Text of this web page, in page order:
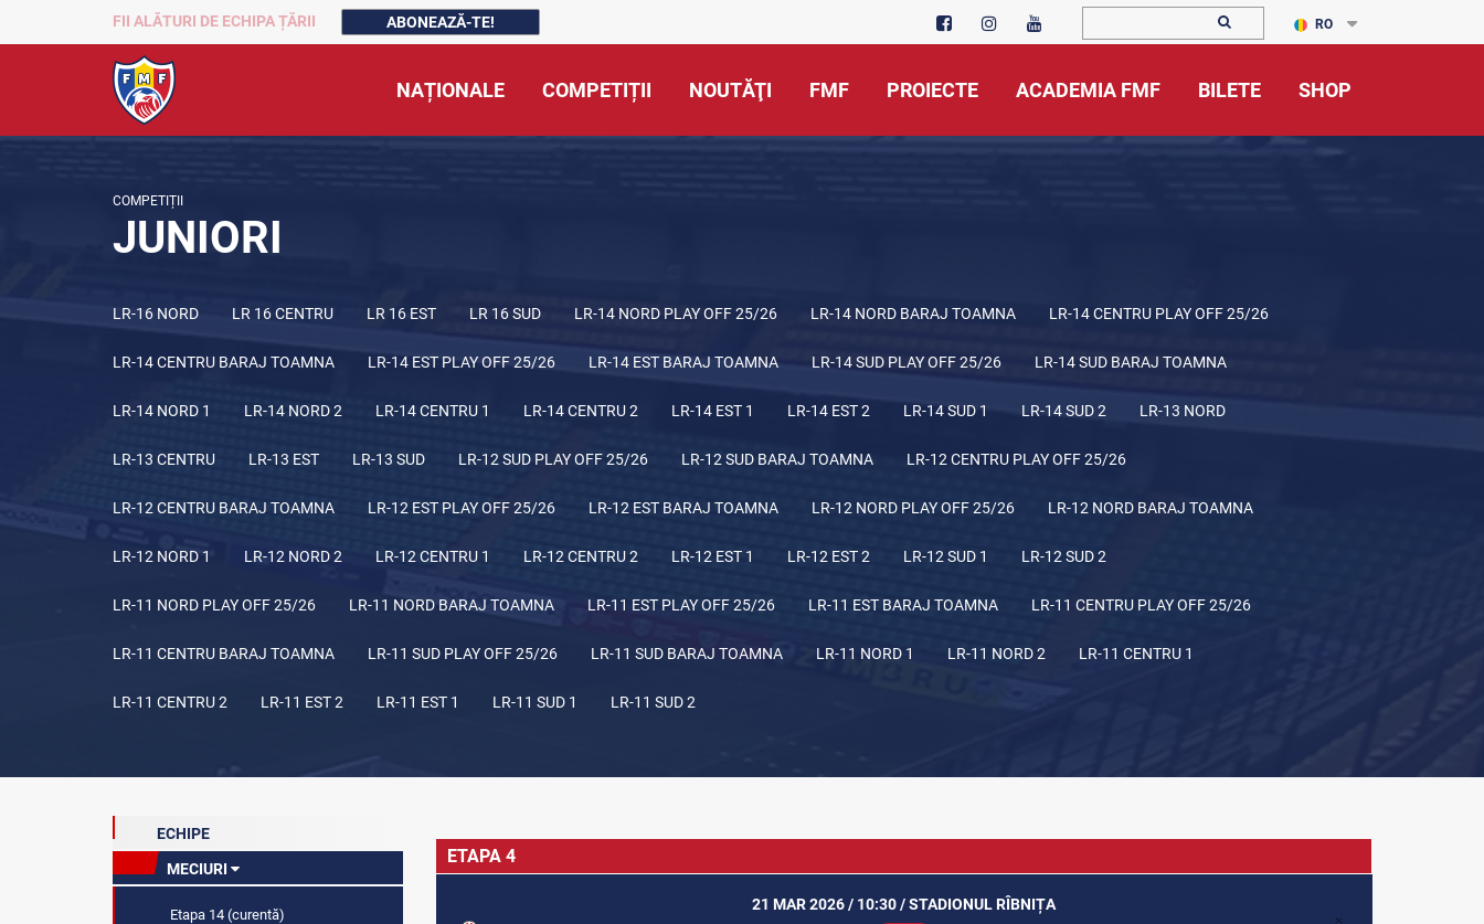
FII ALĂTURI DE ECHIPA ȚĂRII ABONEAZĂ-TE! RO
NAȚIONALE COMPETIȚII NOUTĂŢI FMF PROIECTE ACADEMIA FMF BILETE SHOP
COMPETIȚII
JUNIORI
LR-16 NORD LR 16 CENTRU LR 16 EST LR 16 SUD LR-14 NORD PLAY OFF 25/26 LR-14 NORD BARAJ TOAMNA LR-14 CENTRU PLAY OFF 25/26
LR-14 CENTRU BARAJ TOAMNA LR-14 EST PLAY OFF 25/26 LR-14 EST BARAJ TOAMNA LR-14 SUD PLAY OFF 25/26 LR-14 SUD BARAJ TOAMNA
LR-14 NORD 1 LR-14 NORD 2 LR-14 CENTRU 1 LR-14 CENTRU 2 LR-14 EST 1 LR-14 EST 2 LR-14 SUD 1 LR-14 SUD 2 LR-13 NORD
LR-13 CENTRU LR-13 EST LR-13 SUD LR-12 SUD PLAY OFF 25/26 LR-12 SUD BARAJ TOAMNA LR-12 CENTRU PLAY OFF 25/26
LR-12 CENTRU BARAJ TOAMNA LR-12 EST PLAY OFF 25/26 LR-12 EST BARAJ TOAMNA LR-12 NORD PLAY OFF 25/26 LR-12 NORD BARAJ TOAMNA
LR-12 NORD 1 LR-12 NORD 2 LR-12 CENTRU 1 LR-12 CENTRU 2 LR-12 EST 1 LR-12 EST 2 LR-12 SUD 1 LR-12 SUD 2
LR-11 NORD PLAY OFF 25/26 LR-11 NORD BARAJ TOAMNA LR-11 EST PLAY OFF 25/26 LR-11 EST BARAJ TOAMNA LR-11 CENTRU PLAY OFF 25/26
LR-11 CENTRU BARAJ TOAMNA LR-11 SUD PLAY OFF 25/26 LR-11 SUD BARAJ TOAMNA LR-11 NORD 1 LR-11 NORD 2 LR-11 CENTRU 1
LR-11 CENTRU 2 LR-11 EST 2 LR-11 EST 1 LR-11 SUD 1 LR-11 SUD 2
ECHIPE
MECIURI
Etapa 14 (curentă)
ETAPA 4
21 MAR 2026 / 10:30 / STADIONUL RÎBNIȚA